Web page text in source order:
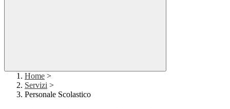
Home >
Servizi >
Personale Scolastico